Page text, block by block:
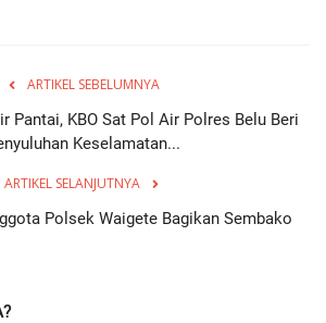
ARTIKEL SEBELUMNYA
Pantai, KBO Sat Pol Air Polres Belu Beri
Keselamatan...
ARTIKEL SELANJUTNYA
Polsek Waigete Bagikan Sembako